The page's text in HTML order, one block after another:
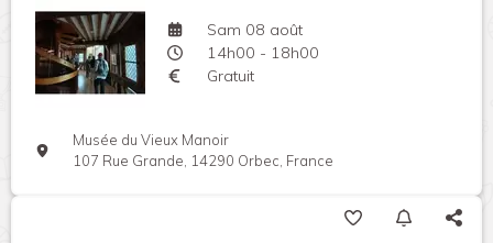
Sam 08 août
14h00 - 18h00
Gratuit
Musée du Vieux Manoir
107 Rue Grande, 14290 Orbec, France